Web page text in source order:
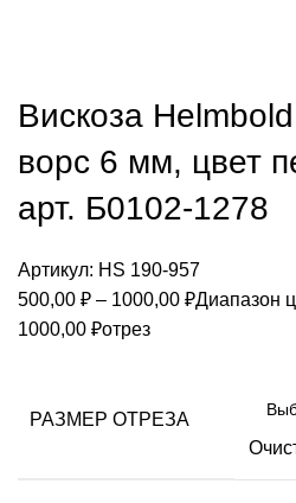
Вискоза
ворс 6 мм, цвет
арт. Б0102-1278
Артикул: HS 190-957
500,00 ₽ – 1000,00 ₽Диапазон
1000,00 ₽отрез
РАЗМЕР ОТРЕЗА